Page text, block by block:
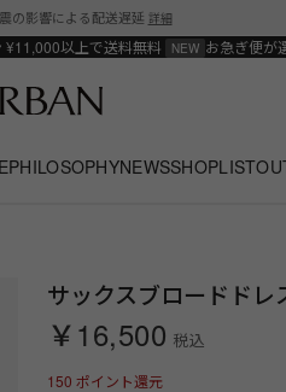
の影響による配送遅延 詳細
¥11,000以上で送料無料 お急ぎ便が
PHILOSOPHYNEWSSHOPLIST
サックスブロードド
￥16,500 税込
150 ポイント還元